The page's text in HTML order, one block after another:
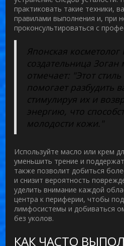
практиковать такие техники,
правилами выполнения и, при
проконсультироваться с
Японская
создательница Зоган
отмечает: "Этот
помогает
стимулируя их и
энергию, что
молодости кожи."
Используйте масло или крем
уменьшить трение и
также позволит добиться
и снизит вероятность
уделить внимание каждой
центра к периферии, чтобы
лимфосистемы и добиваться
без уколов.
КАК ЧАСТО